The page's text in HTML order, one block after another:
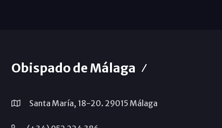
Obispado de Málaga
Santa María, 18-20. 29015 Málaga